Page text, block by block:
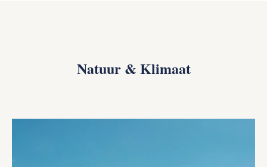
Natuur & Klimaat